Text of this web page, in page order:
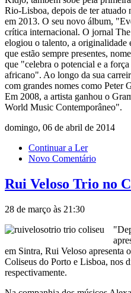
Rio-Lisboa, depois de ter atuado
em 2013. O seu novo álbum,
crítica internacional. O jornal
elogiou o talento, a originalidade
que estão sempre presentes,
que "celebra o potencial e a
africano". Ao longo da sua
com grandes nomes como Peter
Em 2008, a artista ganhou o
World Music Contemporâneo".
domingo, 06 de abril de 2014
Continuar a Ler
Novo Comentário
Rui Veloso Trio no
28 de março às 21:30
em Sintra, Rui Veloso apresenta
Coliseus do Porto e Lisboa, nos
respectivamente.